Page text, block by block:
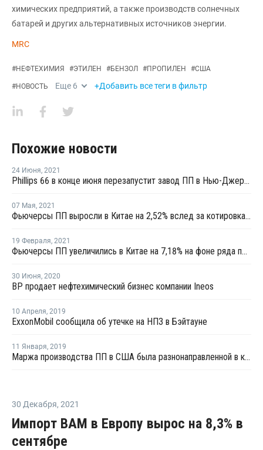
химических предприятий, а также производств солнечных
батарей и других альтернативных источников энергии.
MRC
#НЕФТЕХИМИЯ #ЭТИЛЕН #БЕНЗОЛ #ПРОПИЛЕН #США
#НОВОСТЬ Еще 6 +Добавить все теги в фильтр
Похожие новости
24 Июня, 2021
Phillips 66 в конце июня перезапустит завод ПП в Нью-Джерси после ремонта
07 Мая, 2021
Фьючерсы ПП выросли в Китае на 2,52% вслед за котировками сырой нефти
19 Февраля, 2021
Фьючерсы ПП увеличились в Китае на 7,18% на фоне ряда повышательных факторов
30 Июня, 2020
BP продает нефтехимический бизнес компании Ineos
10 Апреля, 2019
ExxonMobil сообщила об утечке на НПЗ в Бэйтауне
11 Января, 2019
Маржа производства ПП в США была разнонаправленной в конце декабря
30 Декабря, 2021
Импорт ВАМ в Европу вырос на 8,3% в
сентябре